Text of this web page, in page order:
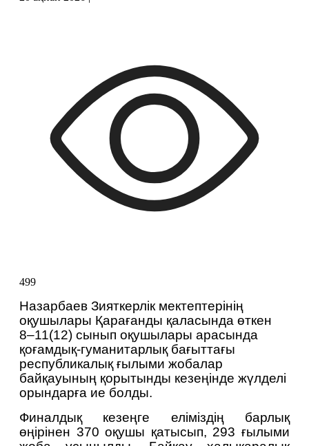
499
Назарбаев Зияткерлік мектептерінің
оқушылары Қарағанды қаласында өткен
8–11(12) сынып оқушылар
қоғамдық-гуманитарлық бағыттағы
республикалық ғылыми жобалар
байқауының қорытынды кезеңінде жүлделі
орындарға ие болды.
Финалдық кезеңге еліміздің барлық
өңірінен 370 оқушы қатысып, 293 ғылыми